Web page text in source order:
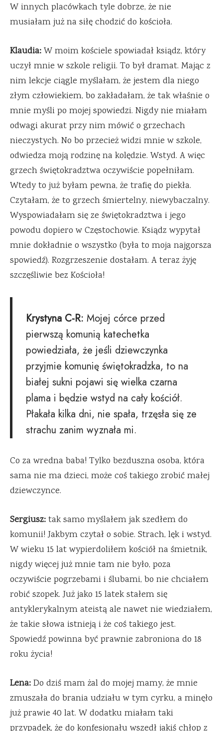
W innych placówkach tyle dobrze, że nie
musiałam już na siłę chodzić do kościoła.
Klaudia:W moim kościele spowiadał ksiądz, który
uczył mnie w szkole religii. To był dramat. Mając z
nim lekcje ciągle myślałam, że jestem dla niego
złym człowiekiem, bo zakładałam, że tak właśnie o
mnie myśli po mojej spowiedzi. Nigdy nie miałam
odwagi akurat przy nim mówić o grzechach
nieczystych. No bo przecież widzi mnie w szkole,
odwiedza moją rodzinę na kolędzie. Wstyd. A więc
grzech świętokradztwa oczywiście popełniłam.
Wtedy to już byłam pewna, że trafię do piekła.
Czytałam, że to grzech śmiertelny, niewybaczalny.
Wyspowiadałam się ze świętokradztwa i jego
powodu dopiero w Częstochowie. Ksiądz wypytał
mnie dokładnie o wszystko (była to moja najgorsza
spowiedź). Rozgrzeszenie dostałam. A teraz żyję
szczęśliwie bez Kościoła!
Krystyna C-R: Mojej córce przed
pierwszą komunią katechetka
powiedziała, że jeśli dziewczynka
przyjmie komunię świętokradzka, to na
białej sukni pojawi się wielka czarna
plama i będzie wstyd na cały kościół.
Płakała kilka dni, nie spała, trzęsła się ze
strachu zanim wyznała mi.
Co za wredna baba! Tylko bezduszna osoba, która
sama nie ma dzieci, może coś takiego zrobić małej
dziewczynce.
Sergiusz:tak samo myślałem jak szedłem do
komunii! Jakbym czytał o sobie. Strach, lęk i wstyd.
W wieku 15 lat wypierdoliłem kościół na śmietnik,
nigdy więcej już mnie tam nie było, poza
oczywiście pogrzebami i ślubami, bo nie chciałem
robić szopek. Już jako 15 latek stałem się
antyklerykalnym ateistą ale nawet nie wiedziałem,
że takie słowa istnieją i że coś takiego jest.
Spowiedź powinna być prawnie zabroniona do 18
roku życia!
Lena:Do dziś mam żal do mojej mamy, że mnie
zmuszała do brania udziału w tym cyrku, a minęło
już prawie 40 lat. W dodatku miałam taki